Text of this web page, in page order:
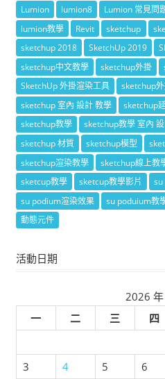
Lumion lumion8 Lumion 常見問
lumion教學
Revit sketchup
sketchup 2018
SketchUp 2019
sketchup中文教學
sketchup外掛
SketchUp 外掛渲染工具
sketchup
sketchup 室內 設計 教學
sketchup
sketchup教學
sketchup教學 室內
sketchup 材質
sketchup模型
sketchup渲染教學
sketchup線上教
sketcup教學
sketcup教學影片
su podium渲染效果
su poduium教
動態元件
活動日期
2026 年
一
二 三 四
3
4 5 6